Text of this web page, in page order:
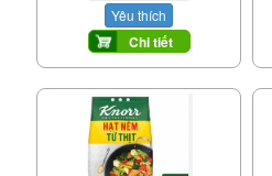
Yêu thích
Chi tiết